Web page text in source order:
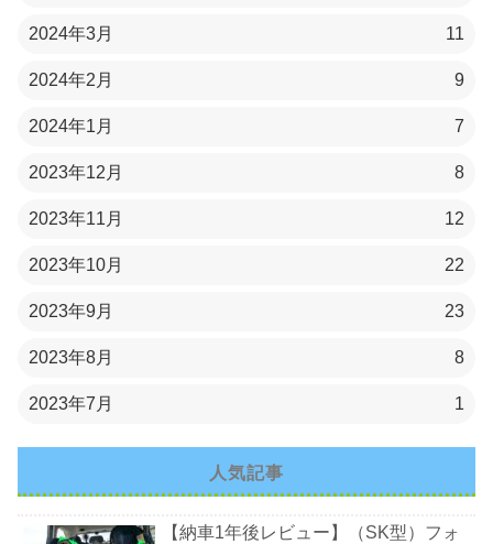
2024年3月 11
2024年2月 9
2024年1月 7
2023年12月 8
2023年11月 12
2023年10月 22
2023年9月 23
2023年8月 8
2023年7月 1
人気記事
【納車1年後レビュー】（SK型）フォ